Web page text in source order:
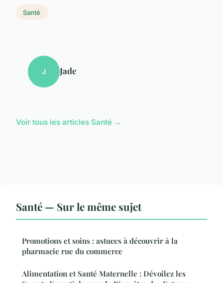
Santé
J Jade
Voir tous les articles Santé →
Santé — Sur le même sujet
Promotions et soins : astuces à découvrir à la
pharmacie rue du commerce
Alimentation et Santé Maternelle : Dévoilez les